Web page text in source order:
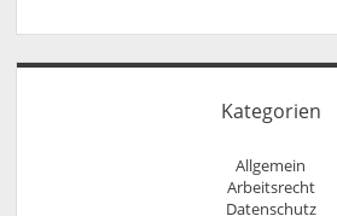
Kategorien
Allgemein
Arbeitsrecht
Datenschutz